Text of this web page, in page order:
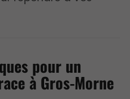
pour un
à Gros-Morne